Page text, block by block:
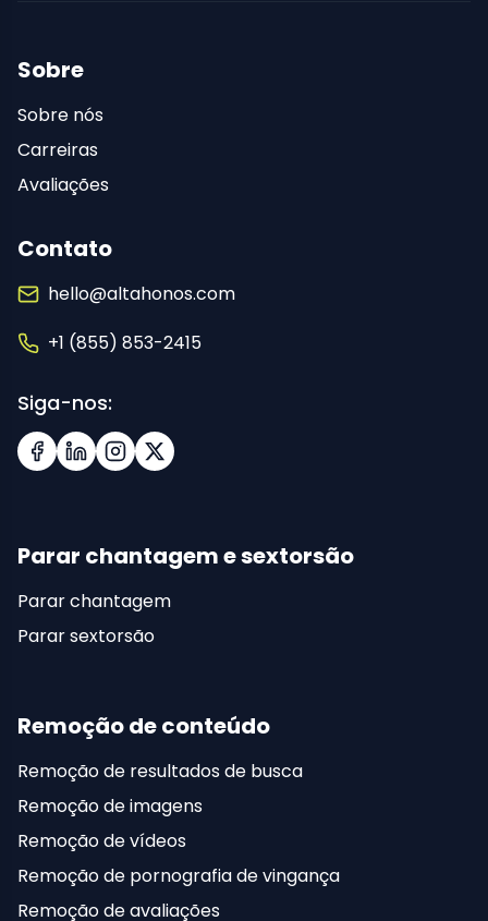
Sobre
Sobre nós
Carreiras
Avaliações
Contato
hello@altahonos.com
+1 (855) 853-2415
Siga-nos:
Facebook
LinkedInInstagramX (Twitter)
Parar chantagem e sextorsão
Parar chantagem
Parar sextorsão
Remoção de conteúdo
Remoção de resultados de busca
Remoção de imagens
Remoção de vídeos
Remoção de pornografia de vingança
Remoção de avaliações